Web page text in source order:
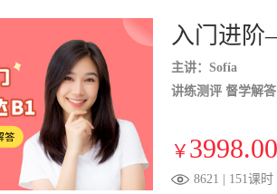
入门进阶
主讲：Sofía
讲练测评 督学解
￥ 3998.00
8621 | 151课时